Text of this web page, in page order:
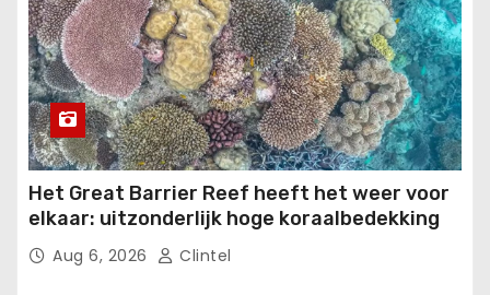
Het Great Barrier Reef heeft het weer voor
elkaar: uitzonderlijk hoge koraalbedekking
Aug 6, 2026 Clintel